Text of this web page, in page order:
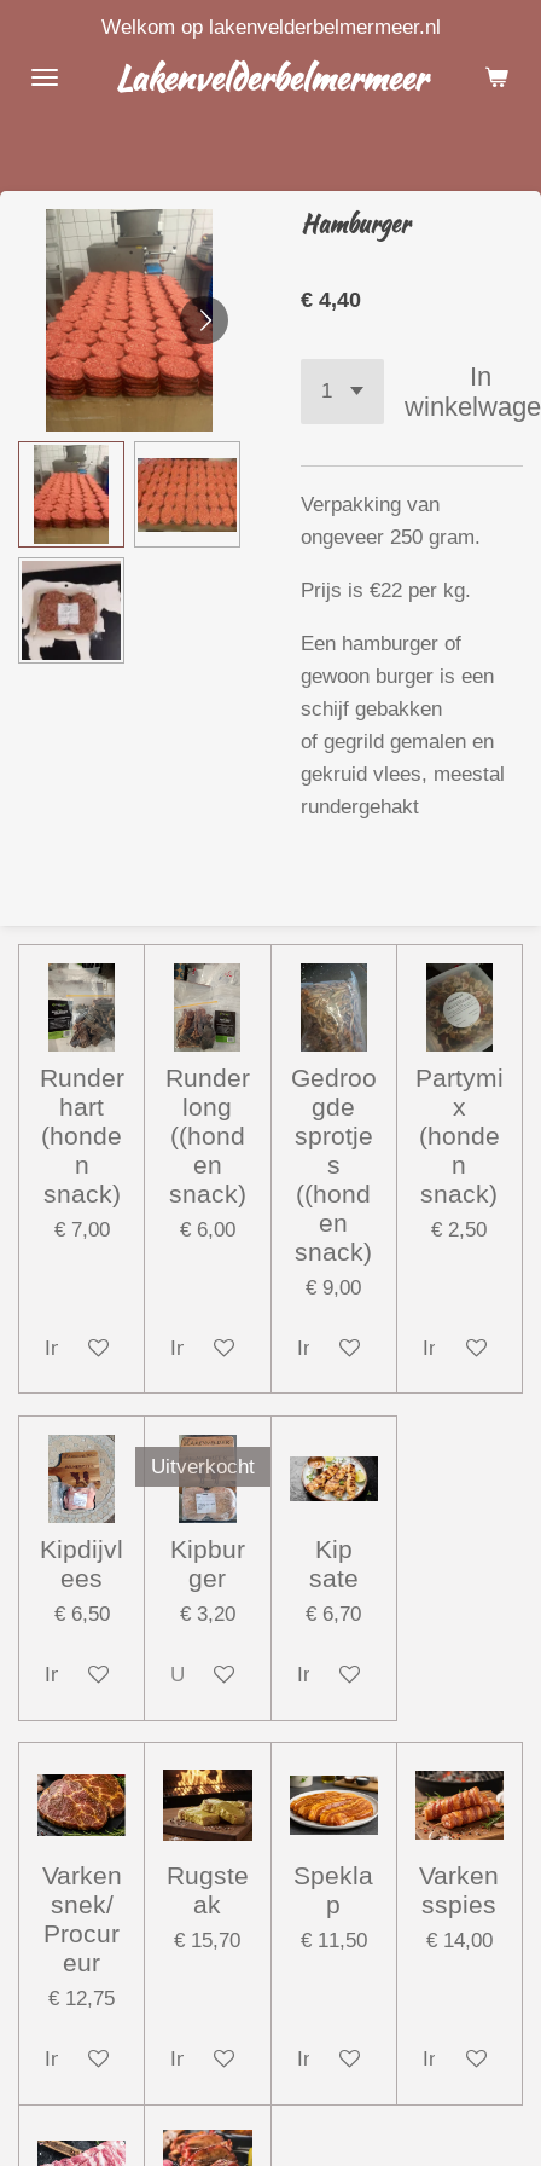
naar
Lakenvelderbelmermeer
Welkom op lakenvelderbelmermeer.nl
Hamburger
€ 4,40
In
Verpakking van
ongeveer 250 gram.
Prijs is €22 per kg.
Een hamburger of
gewoon burger is een
schijf gebakken
of gegrild gemalen en
gekruid vlees, meestal
rundergehakt
Runder
hart
(honde
n
snack)
€ 7,00
In winkelwagen
Runder
long
((hond
en
snack)
€ 6,00
In winkelwagen
Gedroo
gde
sprotje
s
((hond
en
snack)
€ 9,00
In winkelwagen
Partymi
x
(honde
n
snack)
€ 2,50
In
Kipdijvl
ees
€ 6,50
In winkelwagen
Uitverkocht
Kipbur
ger
€ 3,20
Uitverkocht
Kip
sate
€ 6,70
In winkelwagen
Varken
snek/
Procur
eur
€ 12,75
In winkelwagen
Rugste
ak
€ 15,70
In winkelwagen
Spekla
p
€ 11,50
In winkelwagen
Varken
sspies
€ 14,00
In